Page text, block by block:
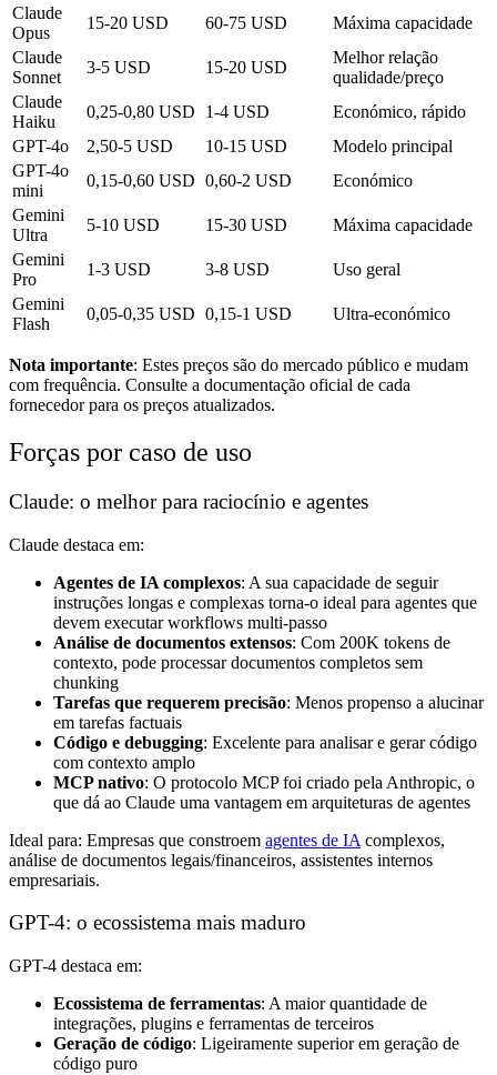
Claude
Opus
15-20 USD 60-75 USD
Máxima capacidade
Claude
Sonnet
3-5 USD 15-20 USD
Melhor relação
qualidade/preço
Claude
Haiku
0,25-0,80 USD 1-4 USD
Económico, rápido
GPT-4o
2,50-5 USD 10-15 USD
Modelo principal
GPT-4o
mini
0,15-0,60 USD 0,60-2 USD
Económico
Gemini
Ultra
5-10 USD 15-30 USD
Máxima capacidade
Gemini
Pro
1-3 USD 3-8 USD
Uso geral
Gemini
Flash
0,05-0,35 USD 0,15-1 USD Ultra-económico
Nota importante: Estes preços são do mercado público e mudam
com frequência. Consulte a documentação oficial de cada
fornecedor para os preços atualizados.
Forças por caso de uso
Claude: o melhor para raciocínio e agentes
Claude destaca em:
Agentes de IA complexos: A sua capacidade de seguir
instruções longas e complexas torna-o ideal para agentes que
devem executar workflows multi-passo
Análise de documentos extensos: Com 200K tokens de
contexto, pode processar documentos completos sem
chunking
Tarefas que requerem precisão: Menos propenso a alucinar
em tarefas factuais
Código e debugging: Excelente para analisar e gerar código
com contexto amplo
MCP nativo: O protocolo MCP foi criado pela Anthropic, o
que dá ao Claude uma vantagem em arquiteturas de agentes
Ideal para: Empresas que constroem agentes de IA complexos,
análise de documentos legais/financeiros, assistentes internos
empresariais.
GPT-4: o ecossistema mais maduro
GPT-4 destaca em:
Ecossistema de ferramentas: A maior quantidade de
integrações, plugins e ferramentas de terceiros
Geração de código: Ligeiramente superior em geração de
código puro